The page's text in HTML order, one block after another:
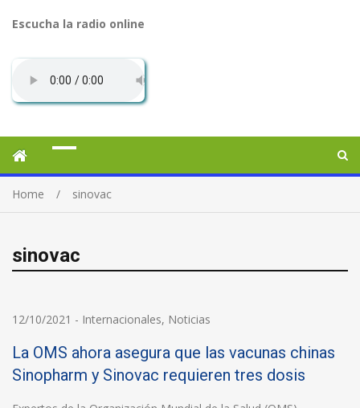
Escucha la radio online
Home sinovac
sinovac
12/10/2021 - Internacionales, Noticias
La OMS ahora asegura que las vacunas chinas
Sinopharm y Sinovac requieren tres dosis